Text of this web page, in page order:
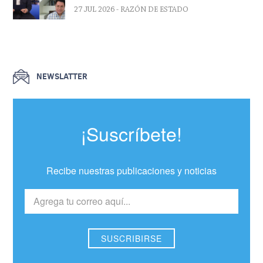
27 JUL 2026 - RAZÓN DE ESTADO
NEWSLATTER
¡Suscríbete!
Recibe nuestras publicaciones y noticias